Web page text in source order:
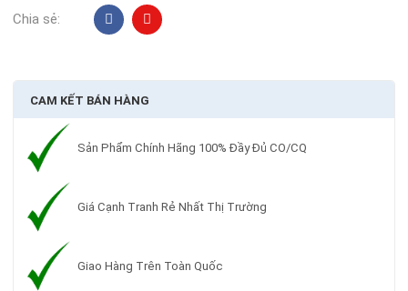
Chia sẻ:
CAM KẾT BÁN HÀNG
Sản Phẩm Chính Hãng 100% Đầy Đủ CO/CQ
Giá Cạnh Tranh Rẻ Nhất Thị Trường
Giao Hàng Trên Toàn Quốc